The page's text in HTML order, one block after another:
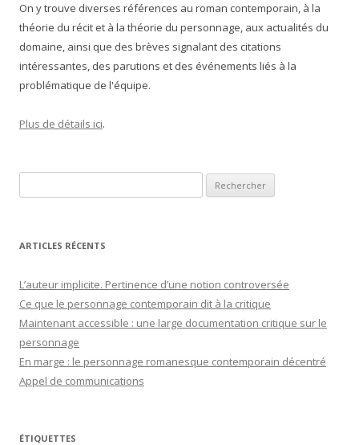
On y trouve diverses références au roman contemporain, à la
théorie du récit et à la théorie du personnage, aux actualités du
domaine, ainsi que des brèves signalant des citations
intéressantes, des parutions et des événements liés à la
problématique de l'équipe.
Plus de détails ici.
ARTICLES RÉCENTS
L’auteur implicite. Pertinence d’une notion controversée
Ce que le personnage contemporain dit à la critique
Maintenant accessible : une large documentation critique sur le
personnage
En marge : le personnage romanesque contemporain décentré
Appel de communications
ÉTIQUETTES